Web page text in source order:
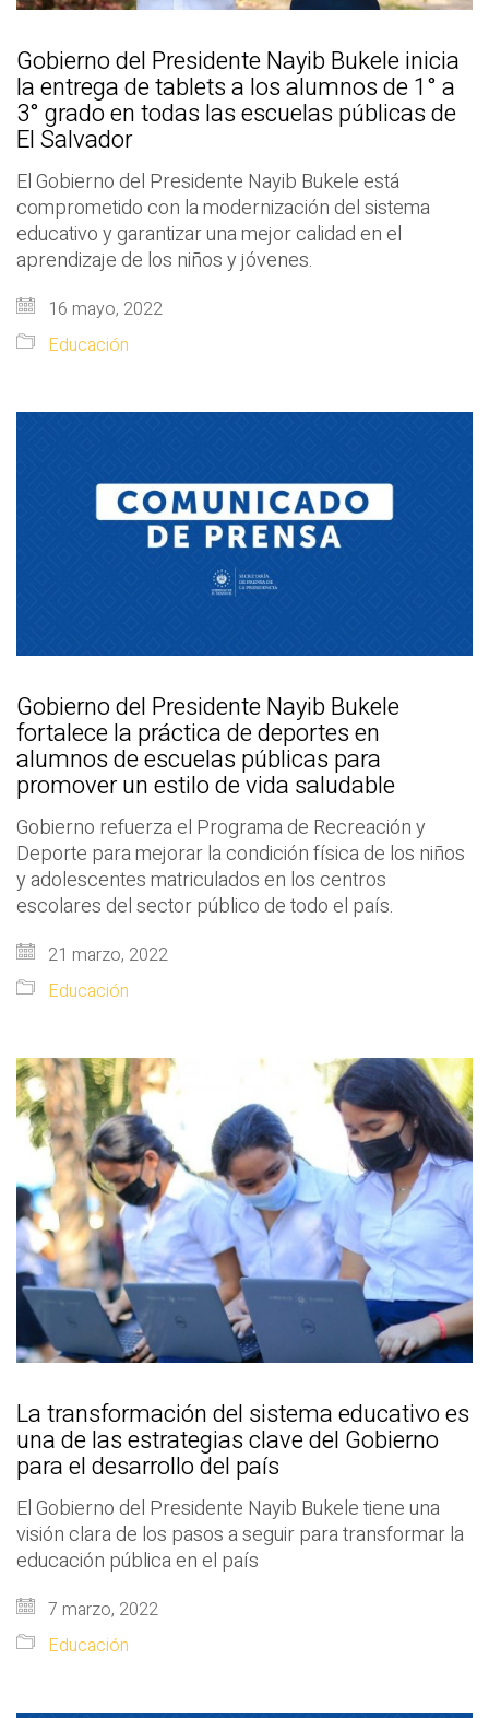
Gobierno del Presidente Nayib Bukele inicia
la entrega de tablets a los alumnos de 1° a
3° grado en todas las escuelas públicas de
El Salvador
El Gobierno del Presidente Nayib Bukele está
comprometido con la modernización del sistema
educativo y garantizar una mejor calidad en el
aprendizaje de los niños y jóvenes.
16 mayo, 2022
Educación
Gobierno del Presidente Nayib Bukele
fortalece la práctica de deportes en
alumnos de escuelas públicas para
promover un estilo de vida saludable
Gobierno refuerza el Programa de Recreación y
Deporte para mejorar la condición física de los niños
y adolescentes matriculados en los centros
escolares del sector público de todo el país.
21 marzo, 2022
Educación
La transformación del sistema educativo es
una de las estrategias clave del Gobierno
para el desarrollo del país
El Gobierno del Presidente Nayib Bukele tiene una
visión clara de los pasos a seguir para transformar la
educación pública en el país
7 marzo, 2022
Educación